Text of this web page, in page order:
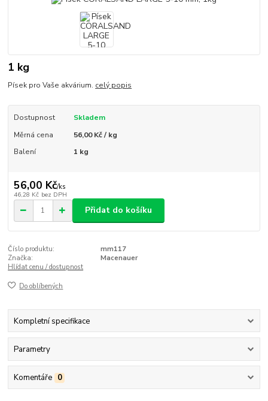
1 kg
Písek pro Vaše akvárium. celý popis
Dostupnost
Skladem
Měrná cena
56,00 Kč / kg
Balení
1 kg
56,00 Kč/ks
46,28 Kč bez DPH
Přidat do košíku
Číslo produktu:
mm117
Značka:
Macenauer
Hlídat cenu / dostupnost
Do oblíbených
Kompletní specifikace
Parametry
Komentáře 0